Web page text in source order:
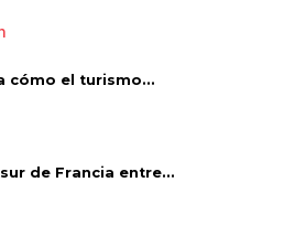
cómo el turismo...
de Francia entre...